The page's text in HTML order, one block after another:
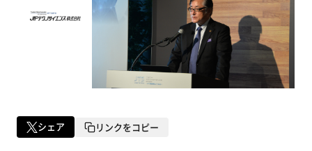
シェア リンクをコピー